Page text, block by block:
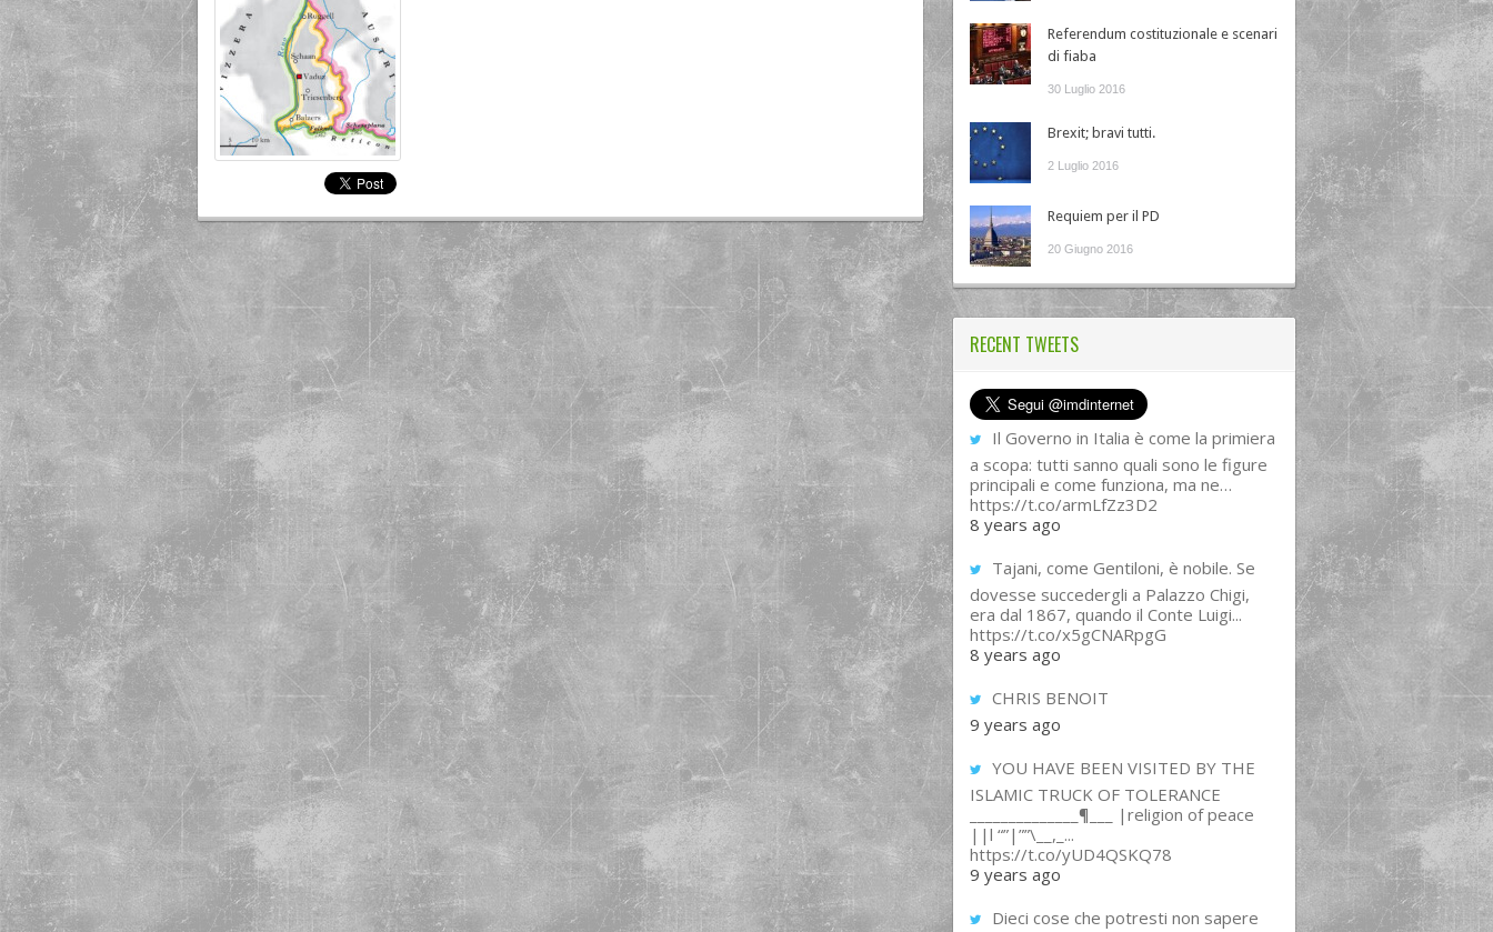
Referendum costituzionale e scenari
di fiaba
30 Luglio 2016
Brexit; bravi tutti.
2 Luglio 2016
Requiem per il PD
20 Giugno 2016
RECENT TWEETS
Il Governo in Italia è come la primiera
a scopa: tutti sanno quali sono le figure
principali e come funziona, ma ne…
https://t.co/armLfZz3D2
8 years ago
Tajani, come Gentiloni, è nobile. Se
dovesse succedergli a Palazzo Chigi,
era dal 1867, quando il Conte Luigi...
https://t.co/x5gCNARpgG
8 years ago
CHRIS BENOIT
9 years ago
YOU HAVE BEEN VISITED BY THE
ISLAMIC TRUCK OF TOLERANCE
______________¶___ |religion of peace
||l “”|””\__,_...
https://t.co/yUD4QSKQ78
9 years ago
Dieci cose che potresti non sapere